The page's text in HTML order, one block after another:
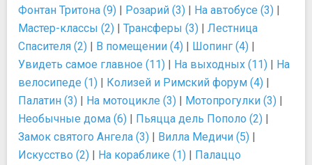
Фонтан Тритона (9) | Розарий (3) | На автобусе (3) |
Мастер-классы (2) | Трансферы (3) | Лестница
Спасителя (2) | В помещении (4) | Шопинг (4) |
Увидеть самое главное (11) | На выходных (11) | На
велосипеде (1) | Колизей и Римский форум (4) |
Палатин (3) | На мотоцикле (3) | Мотопрогулки (3) |
Необычные дома (6) | Пьяцца дель Пополо (2) |
Замок святого Ангела (3) | Вилла Медичи (5) |
Искусство (2) | На кораблике (1) | Палаццо